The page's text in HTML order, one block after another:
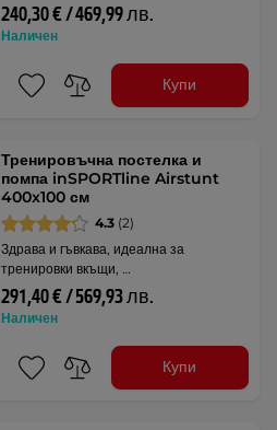
240,30 € / 469,99 лв.
Наличен
Купи
Тренировъчна постелка и
помпа inSPORTline Airstunt
400x100 см
4.3 (2)
Здрава и гъвкава, идеална за
тренировки вкъщи, …
291,40 € / 569,93 лв.
Наличен
Купи